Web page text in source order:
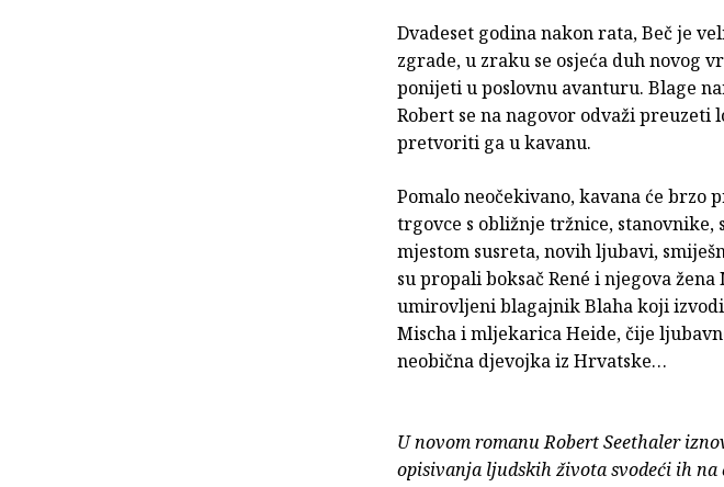
Dvadeset godina nakon rata, Beč je
zgrade, u zraku se osjeća duh novog
ponijeti u poslovnu avanturu. Blage
Robert se na nagovor odvaži
pretvoriti ga u kavanu.
Pomalo neočekivano, kavana će
trgovce s obližnje tržnice,
mjestom susreta, novih ljubavi,
su propali boksač René i njegova
umirovljeni blagajnik Blaha koji
Mischa i mljekarica Heide, čije
neobična djevojka iz Hrvatske…
U novom romanu Robert Seethaler
opisivanja ljudskih života svodeći ih